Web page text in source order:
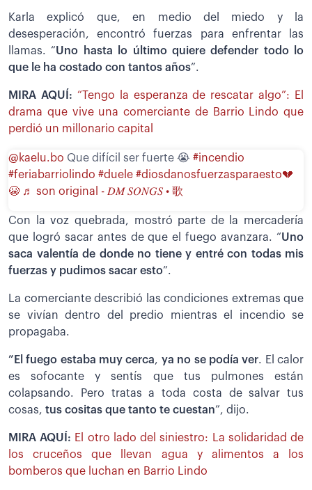
Karla explicó que, en medio del miedo y la
desesperación, encontró fuerzas para enfrentar las
llamas. “Uno hasta lo último quiere defender todo lo
que le ha costado con tantos años”.
MIRA AQUÍ: “Tengo la esperanza de rescatar algo”: El
drama que vive una comerciante de Barrio Lindo que
perdió un millonario capital
@kaelu.bo Que difícil ser fuerte 😭 #incendio
#feriabarriolindo #duele #diosdanosfuerzasparaesto💔
😭 ♬ son original - 𝐷𝑀 𝑆𝑂𝑁𝐺𝑆 • 歌
Con la voz quebrada, mostró parte de la mercadería
que logró sacar antes de que el fuego avanzara. “Uno
saca valentía de donde no tiene y entré con todas mis
fuerzas y pudimos sacar esto”.
La comerciante describió las condiciones extremas que
se vivían dentro del predio mientras el incendio se
propagaba.
”El fuego estaba muy cerca, ya no se podía ver. El calor
es sofocante y sentís que tus pulmones están
colapsando. Pero tratas a toda costa de salvar tus
cosas, tus cositas que tanto te cuestan”, dijo.
MIRA AQUÍ: El otro lado del siniestro: La solidaridad de
los cruceños que llevan agua y alimentos a los
bomberos que luchan en Barrio Lindo